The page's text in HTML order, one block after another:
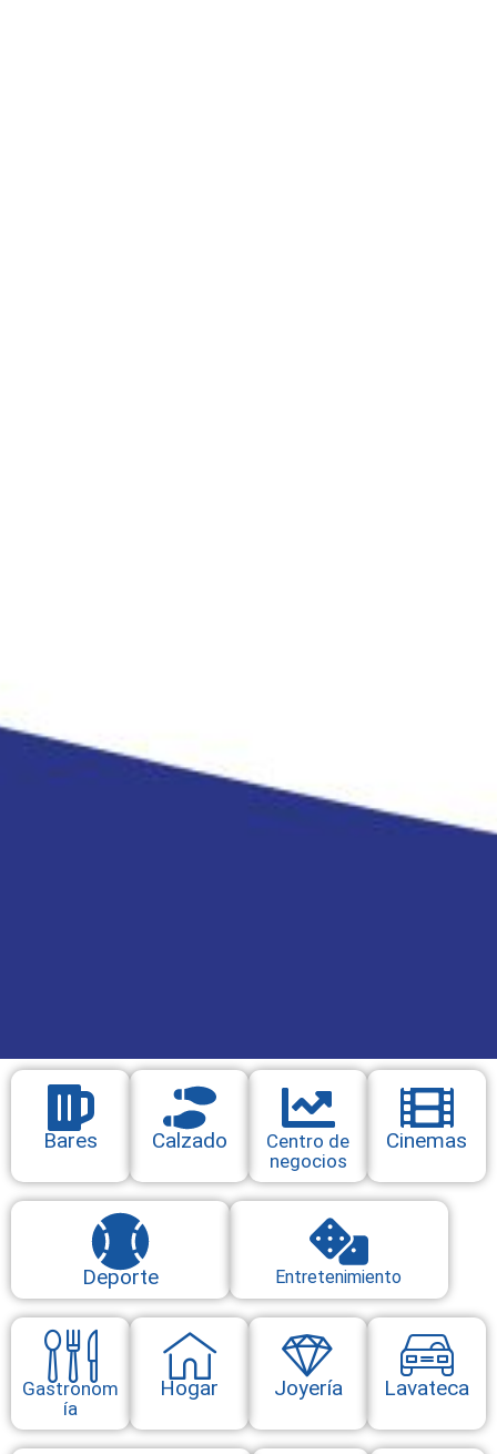
Bares Calzado
Centro de
negocios
Cinemas
Deporte Entretenimiento
Gastronom
ía
Hogar Joyería Lavateca